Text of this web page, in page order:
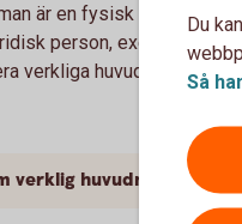
är en fysisk person
person, exempelvis
verkliga huvudmän.
verklig huvudman
Du
Så